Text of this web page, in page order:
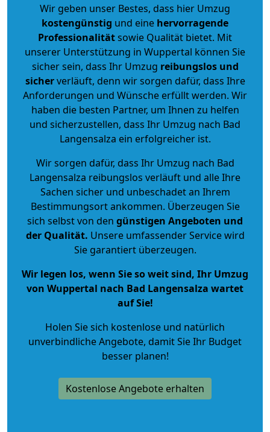
Wir geben unser Bestes, dass hier Umzug
kostengünstig und eine hervorragende
Professionalitätsowie Qualität bietet. Mit
unserer Unterstützung in Wuppertal können Sie
sicher sein, dass Ihr Umzug reibungslos und
sicherverläuft, denn wir sorgen dafür, dass Ihre
Anforderungen und Wünsche erfüllt werden. Wir
haben die besten Partner, um Ihnen zu helfen
und sicherzustellen, dass Ihr Umzug nach Bad
Langensalza ein erfolgreicher ist.
Wir sorgen dafür, dass Ihr Umzug nach Bad
Langensalza reibungslos verläuft und alle Ihre
Sachen sicher und unbeschadet an Ihrem
Bestimmungsort ankommen. Überzeugen Sie
sich selbst von den günstigen Angeboten und
der Qualität. Unsere umfassender Service wird
Sie garantiert überzeugen.
Wir legen los, wenn Sie so weit sind, Ihr Umzug
von Wuppertal nach Bad Langensalza wartet
auf Sie!
Holen Sie sich kostenlose und natürlich
unverbindliche Angebote, damit Sie Ihr Budget
besser planen!
Kostenlose Angebote erhalten